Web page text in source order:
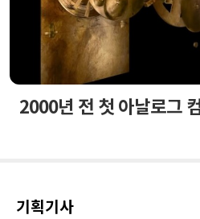
2000년 전 첫 아날로그
기획기사